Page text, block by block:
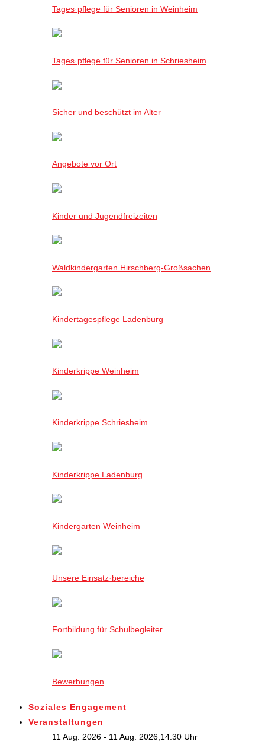
Tages·pflege für Senioren in Weinheim
Tages·pflege für Senioren in Schriesheim
Sicher und beschützt im Alter
Angebote vor Ort
Kinder und Jugendfreizeiten
Waldkindergarten Hirschberg-Großsachen
Kindertagespflege Ladenburg
Kinderkrippe Weinheim
Kinderkrippe Schriesheim
Kinderkrippe Ladenburg
Kindergarten Weinheim
Unsere Einsatz·bereiche
Fortbildung für Schulbegleiter
Bewerbungen
Soziales Engagement
Veranstaltungen
11 Aug. 2026 - 11 Aug. 2026,14:30 Uhr